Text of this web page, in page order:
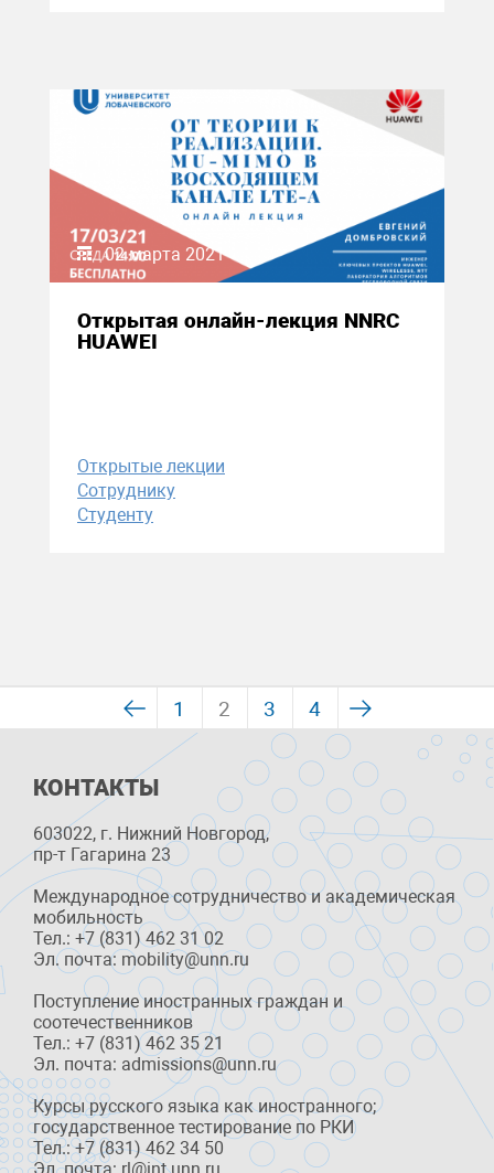
02 марта 2021
Открытая онлайн-лекция NNRC
HUAWEI
Открытые лекции
Сотруднику
Студенту
1 2 3 4
КОНТАКТЫ
603022, г. Нижний Новгород,
пр-т Гагарина 23
Международное сотрудничество и академическая
мобильность
Тел.: +7 (831) 462 31 02
Эл. почта: mobility@unn.ru
Поступление иностранных граждан и
соотечественников
Тел.: +7 (831) 462 35 21
Эл. почта: admissions@unn.ru
Курсы русского языка как иностранного;
государственное тестирование по РКИ
Тел.: +7 (831) 462 34 50